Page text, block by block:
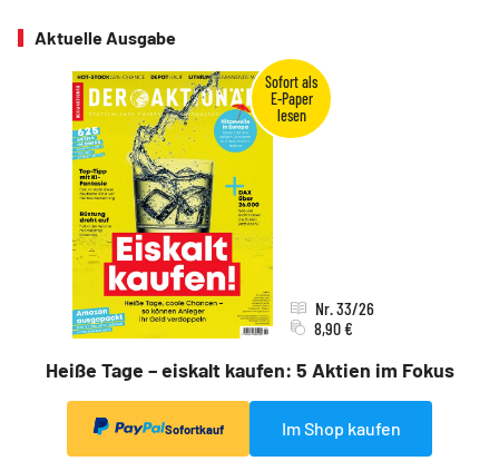
Aktuelle Ausgabe
Heiße Tage – eiskalt kaufen: 5 Aktien im Fokus
Nr. 33/26
8,90 €
Sofortkauf Im Shop kaufen